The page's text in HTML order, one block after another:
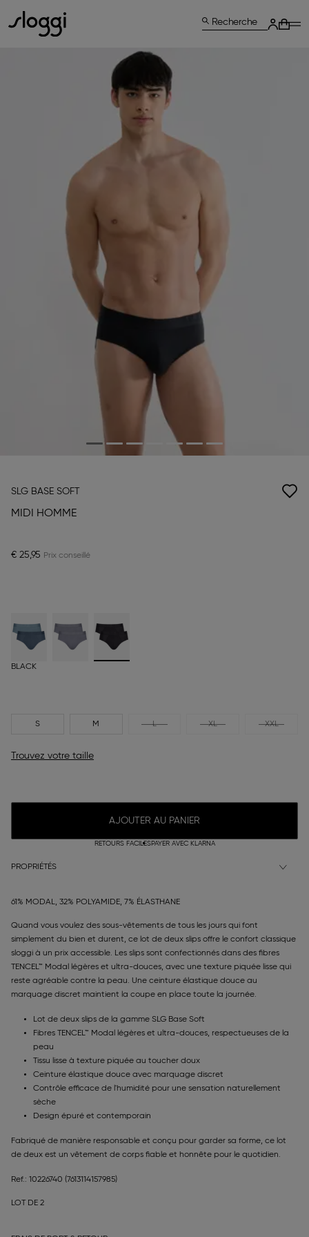
Recherche
SLG BASE SOFT
MIDI HOMME
€ 25,95
BLACK
S M L XL XXL
Trouvez votre taille
AJOUTER AU PANIER
RETOURS FACILESPAYER AVEC KLARNA
PROPRIÉTÉS
61% MODAL, 32% POLYAMIDE, 7% ÉLASTHANE
Quand vous voulez des sous-vêtements de tous les jours qui font
simplement du bien et durent, ce lot de deux slips offre le confort classique
sloggi à un prix accessible. Les slips sont confectionnés dans des fibres
TENCEL™ Modal légères et ultra-douces, avec une texture piquée lisse qui
reste agréable contre la peau. Une ceinture élastique douce au
marquage discret maintient la coupe en place toute la journée.
Lot de deux slips de la gamme SLG Base Soft
Fibres TENCEL™ Modal légères et ultra-douces, respectueuses de la
peau
Tissu lisse à texture piquée au toucher doux
Ceinture élastique douce avec marquage discret
Contrôle efficace de l'humidité pour une sensation naturellement
sèche
Design épuré et contemporain
Fabriqué de manière responsable et conçu pour garder sa forme, ce lot
de deux est un vêtement de corps fiable et honnête pour le quotidien.
Ref.: 10226740 (7613114157985)
LOT DE 2